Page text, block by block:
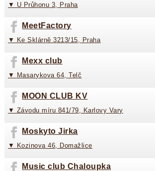
▼ U Průhonu 3, Praha
MeetFactory
▼ Ke Sklárně 3213/15, Praha
Mexx club
▼ Masarykova 64, Telč
MOON CLUB KV
▼ Závodu míru 841/79, Karlovy Vary
Moskyto Jirka
▼ Kozinova 46, Domažlice
Music club Chaloupka